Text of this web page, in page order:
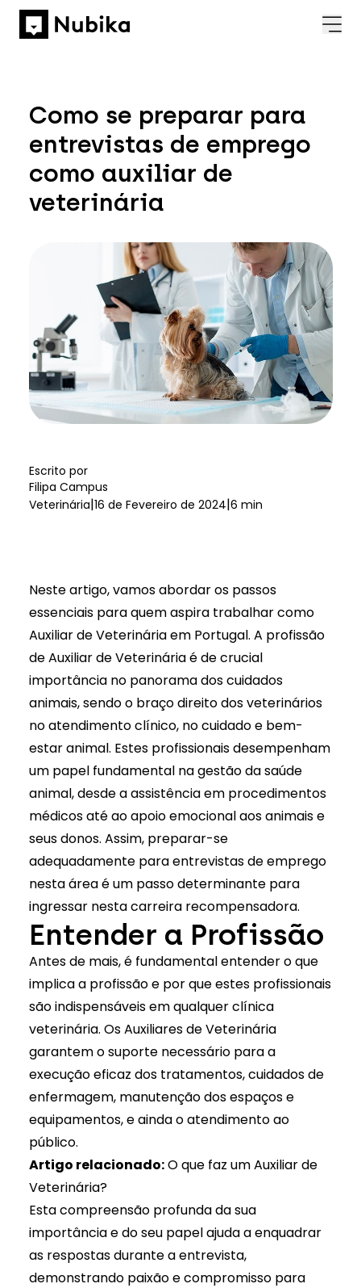
Como se preparar para
entrevistas de emprego
como auxiliar de
veterinária
Escrito por
Filipa Campus
Veterinária|16 de Fevereiro de 2024|6 min
Neste artigo, vamos abordar os passos
essenciais para quem aspira trabalhar como
Auxiliar de Veterinária em Portugal. A profissão
de Auxiliar de Veterinária é de crucial
importância no panorama dos cuidados
animais, sendo o braço direito dos veterinários
no atendimento clínico, no cuidado e bem-
estar animal. Estes profissionais desempenham
um papel fundamental na gestão da saúde
animal, desde a assistência em procedimentos
médicos até ao apoio emocional aos animais e
seus donos. Assim, preparar-se
adequadamente para entrevistas de emprego
nesta área é um passo determinante para
ingressar nesta carreira recompensadora.
Entender a Profissão
Antes de mais, é fundamental entender o que
implica a profissão e por que estes profissionais
são indispensáveis em qualquer clínica
veterinária. Os Auxiliares de Veterinária
garantem o suporte necessário para a
execução eficaz dos tratamentos, cuidados de
enfermagem, manutenção dos espaços e
equipamentos, e ainda o atendimento ao
público.
Artigo relacionado:O que faz um Auxiliar de
Veterinária?
Esta compreensão profunda da sua
importância e do seu papel ajuda a enquadrar
as respostas durante a entrevista,
demonstrando paixão e compromisso para